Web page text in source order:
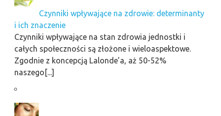
Czynniki wpływające na zdrowie: determinanty
i ich znaczenie
Czynniki wpływające na stan zdrowia jednostki i
całych społeczności są złożone i wieloaspektowe.
Zgodnie z koncepcją Lalonde’a, aż 50-52%
naszego[...]